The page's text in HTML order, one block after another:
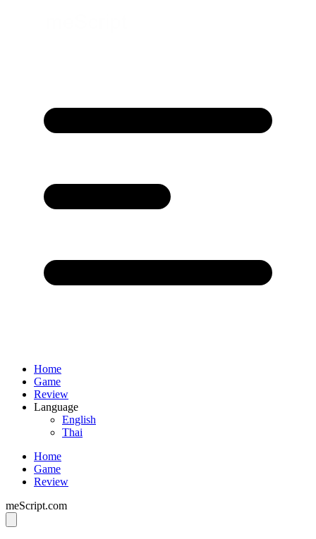
Home
Game
Review
Language
English
Thai
Home
Game
Review
meScript.com